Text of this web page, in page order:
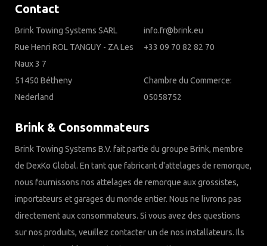
Contact
Brink Towing Systems SARL
Rue Henri ROL TANGUY - ZA Les
Naux 3 7
51450 Bétheny
Nederland
info.fr@brink.eu
+33 09 70 82 82 70
Chambre du Commerce:
05058752
Brink & Consommateurs
Brink Towing Systems B.V. fait partie du groupe Brink, membre
de DexKo Global. En tant que fabricant d'attelages de remorque,
nous fournissons nos attelages de remorque aux grossistes,
importateurs et garages du monde entier. Nous ne livrons pas
directement aux consommateurs. Si vous avez des questions
sur nos produits, veuillez contacter un de nos installateurs. Ils